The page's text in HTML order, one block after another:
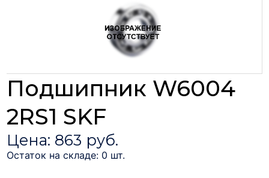
Подшипник W6004
2RS1 SKF
Цена: 863 руб.
Остаток на складе: 0 шт.